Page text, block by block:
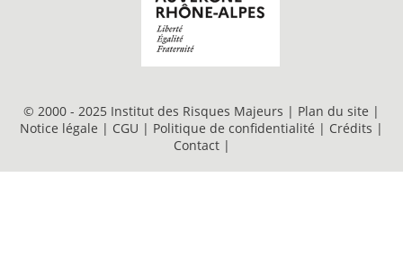
© 2000 - 2025 Institut des Risques Majeurs | Plan du site |
Notice légale | CGU | Politique de confidentialité | Crédits |
Contact |